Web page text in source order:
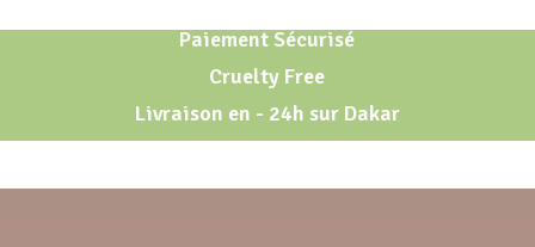
Paiement Sécurisé
Cruelty Free
Livraison en - 24h sur Dakar